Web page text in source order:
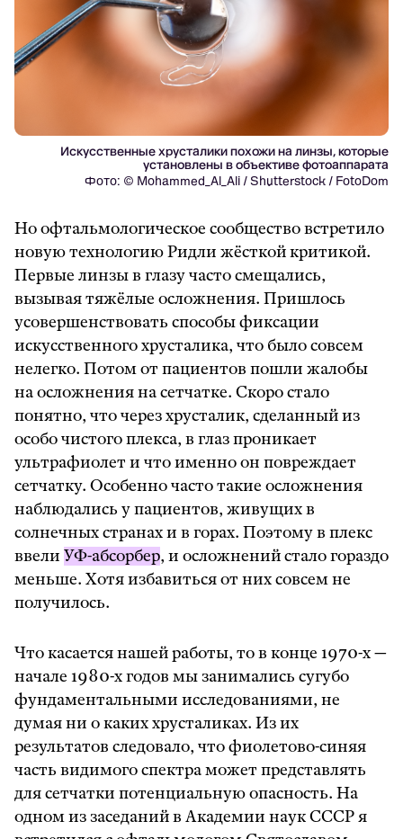
Искусственные хрусталики похожи на линзы, которые
установлены в объективе фотоаппарата
Фото: © Mohammed_Al_Ali / Shutterstock / FotoDom
Но офтальмологическое сообщество встретило
новую технологию Ридли жёсткой критикой.
Первые линзы в глазу часто смещались,
вызывая тяжёлые осложнения. Пришлось
усовершенствовать способы фиксации
искусственного хрусталика, что было совсем
нелегко. Потом от пациентов пошли жалобы
на осложнения на сетчатке. Скоро стало
понятно, что через хрусталик, сделанный из
особо чистого плекса, в глаз проникает
ультрафиолет и что именно он повреждает
сетчатку. Особенно часто такие осложнения
наблюдались у пациентов, живущих в
солнечных странах и в горах. Поэтому в плекс
ввели УФ-абсорбер, и осложнений стало гораздо
меньше. Хотя избавиться от них совсем не
получилось.
Что касается нашей работы, то в конце 1970-х —
начале 1980-х годов мы занимались сугубо
фундаментальными исследованиями, не
думая ни о каких хрусталиках. Из их
результатов следовало, что фиолетово-синяя
часть видимого спектра может представлять
для сетчатки потенциальную опасность. На
одном из заседаний в Академии наук СССР я